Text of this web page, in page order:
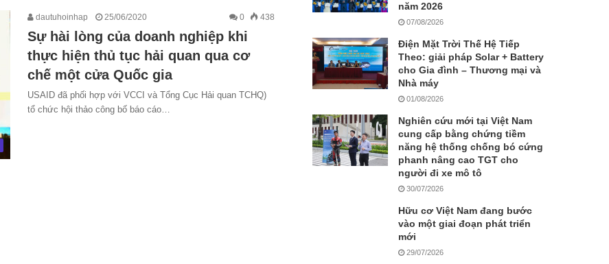
dautuhoinhap 25/06/2020 0 438
Sự hài lòng của doanh nghiệp khi
thực hiện thủ tục hải quan qua cơ
chế một cửa Quốc gia
USAID đã phối hợp với VCCI và Tổng Cục Hải quan TCHQ)
tổ chức hội thảo công bố báo cáo…
năm 2026
07/08/2026
Điện Mặt Trời Thế Hệ Tiếp
Theo: giải pháp Solar + Battery
cho Gia đình – Thương mại và
Nhà máy
01/08/2026
Nghiên cứu mới tại Việt Nam
cung cấp bằng chứng tiềm
năng hệ thống chống bó cứng
phanh nâng cao TGT cho
người đi xe mô tô
30/07/2026
Hữu cơ Việt Nam đang bước
vào một giai đoạn phát triển
mới
29/07/2026